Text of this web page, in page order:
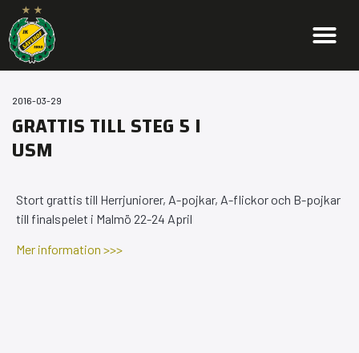
2016-03-29
GRATTIS TILL STEG 5 I
USM
Stort grattis till Herrjuniorer, A-pojkar, A-flickor och B-pojkar
till finalspelet i Malmö 22-24 April
Mer information >>>